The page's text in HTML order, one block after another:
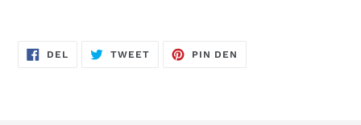
DEL
PÅ
TWEETTWEET
PIN DEN